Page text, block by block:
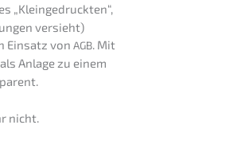
„Klein­ge­druck­ten“,
versieht)
Einsatz von AGB. Mit
Anlage zu einem
nicht.